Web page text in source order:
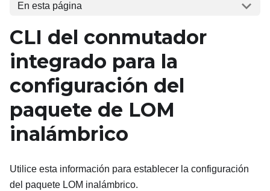
En esta página
CLI del conmutador
integrado para la
configuración del
paquete de LOM
inalámbrico
Utilice esta información para establecer la configuración
del paquete LOM inalámbrico.